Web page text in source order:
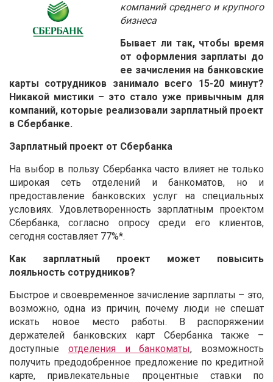
компаний среднего и крупного
бизнеса
Бывает ли так, чтобы время
от оформления зарплаты до
ее зачисления на банковские
карты сотрудников занимало всего 15-20 минут?
Никакой мистики – это стало уже привычным для
компаний, которые реализовали зарплатный проект
в Сбербанке.
Зарплатный проект от Сбербанка
На выбор в пользу Сбербанка часто влияет не только
широкая сеть отделений и банкоматов, но и
предоставление банковских услуг на специальных
условиях. Удовлетворенность зарплатным проектом
Сбербанка, согласно опросу среди его клиентов,
сегодня составляет 77%*.
Как зарплатный проект может повысить
лояльность сотрудников?
Быстрое и своевременное зачисление зарплаты – это,
возможно, одна из причин, почему люди не спешат
искать новое место работы. В распоряжении
держателей банковских карт Сбербанка также –
доступные отделения и банкоматы, возможность
получить предодобренное предложение по кредитной
карте, привлекательные процентные ставки по